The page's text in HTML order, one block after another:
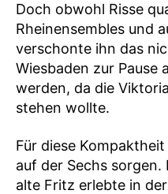
Doch obwohl Risse
Rheinensembles und
verschonte ihn das
Wiesbaden zur Pause
werden, da die
stehen wollte.
Für diese
auf der Sechs
alte Fritz erlebte in